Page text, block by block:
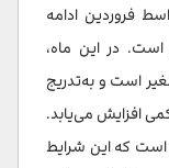
فروردین ادامه
است. در این ماه،
متغیر است و به‌تدریج
افزایش می‌یابد.
است که این شرایط